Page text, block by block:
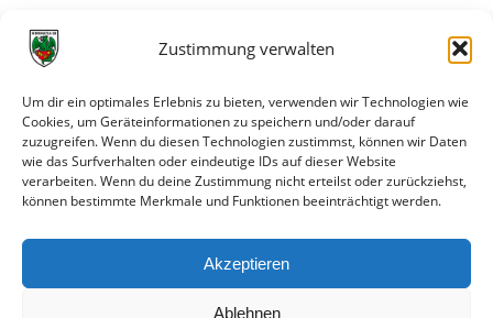
Zustimmung verwalten
Um dir ein optimales Erlebnis zu bieten, verwenden wir Technologien wie
Cookies, um Geräteinformationen zu speichern und/oder darauf
zuzugreifen. Wenn du diesen Technologien zustimmst, können wir Daten
wie das Surfverhalten oder eindeutige IDs auf dieser Website
verarbeiten. Wenn du deine Zustimmung nicht erteilst oder zurückziehst,
können bestimmte Merkmale und Funktionen beeinträchtigt werden.
Akzeptieren
Ablehnen
31. Juli 2026
30. Juli 2026
Deine Spielminute: 89+1
28. Juli 2026
Neuer Rückensponsor
Neue Podcast-Folge: So tickt Björn!
27. Juli 2026